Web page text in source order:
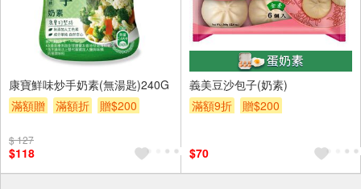
康寶鮮味炒手奶素(無湯匙)240G
滿額贈
滿額折 贈$200
$ 127
$118
義美豆沙包子(奶素)
滿額9折
贈$200
$70